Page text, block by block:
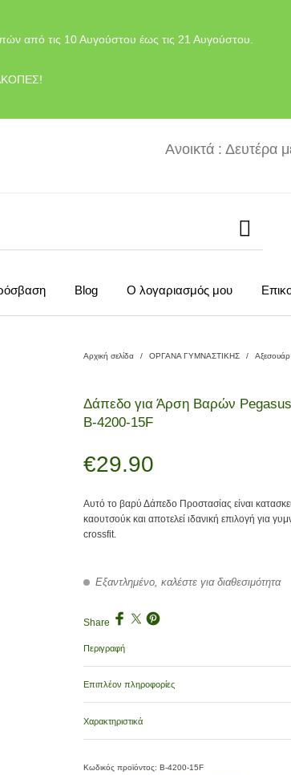
από τις 10 Αυγούστου έως τις 21 Αυγούστου.
Ανοικτά : Δευτέρα
Blog Ο λογαριασμός μου
Αρχική σελίδα / ΟΡΓΑΝΑ ΓΥΜΝΑΣΤΙΚΗΣ /
Δάπεδο για Άρση Βαρών
Β-4200-15F
€29.90
Αυτό το βαρύ Δάπεδο Προστασίας είναι
καουτσούκ και αποτελεί ιδανική επιλογή για
crossfit.
Εξαντλημένο, καλέστε για διαθεσιμότητα
Share
Περιγραφή
Επιπλέον πληροφορίες
Χαρακτηριστικά
Κωδικός προϊόντος: Β-4200-15F